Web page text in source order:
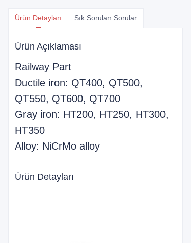
Ürün Detayları Sık Sorulan Sorular
Ürün Açıklaması
Railway Part
Ductile iron: QT400, QT500,
QT550, QT600, QT700
Gray iron: HT200, HT250, HT300,
HT350
Alloy: NiCrMo alloy
Ürün Detayları